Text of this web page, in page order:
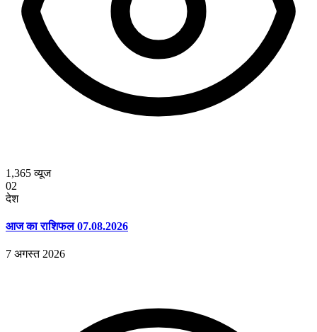
1,365व्यूज
02
देश
आज का राशिफल 07.08.2026
7 अगस्त 2026